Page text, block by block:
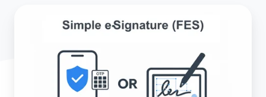
elettronica